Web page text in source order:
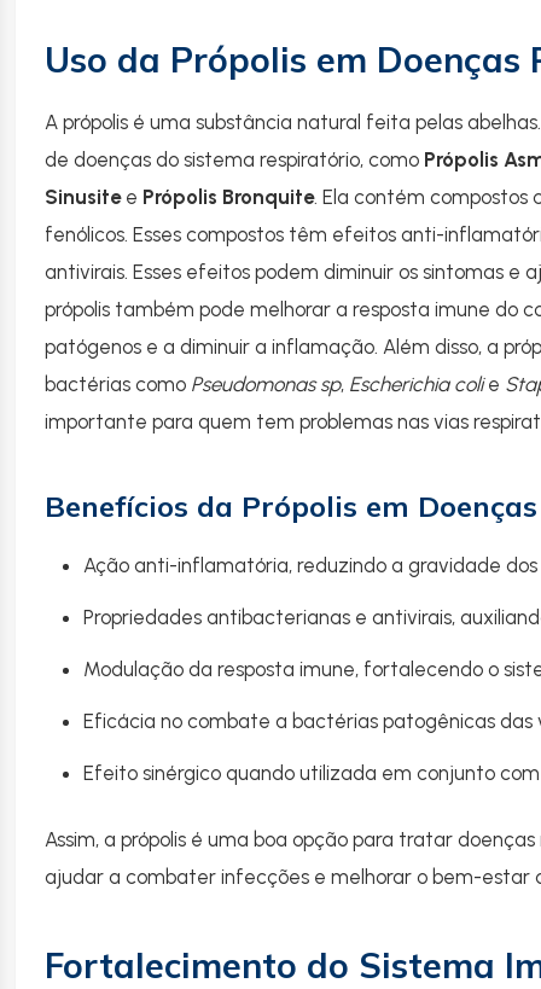
Uso da Própolis em Doenças
A própolis é uma substância natural feita pelas
de doenças do sistema respiratório, como Própolis
Sinusitee Própolis Bronquite. Ela contém compostos
fenólicos. Esses compostos têm efeitos anti-
antivirais. Esses efeitos podem diminuir os sintomas e
própolis também pode melhorar a resposta imune do
patógenos e a diminuir a inflamação. Além disso, a
bactérias como Pseudomonas sp, Escherichia colie
importante para quem tem problemas nas vias
Benefícios da Própolis em
Ação anti-inflamatória, reduzindo a gravidade
Propriedades antibacterianas e antivirais,
Modulação da resposta imune, fortalecendo o
Eficácia no combate a bactérias patogênicas das
Efeito sinérgico quando utilizada em conjunto
Assim, a própolis é uma boa opção para tratar doenças
ajudar a combater infecções e melhorar o bem-estar
Fortalecimento do Sistema